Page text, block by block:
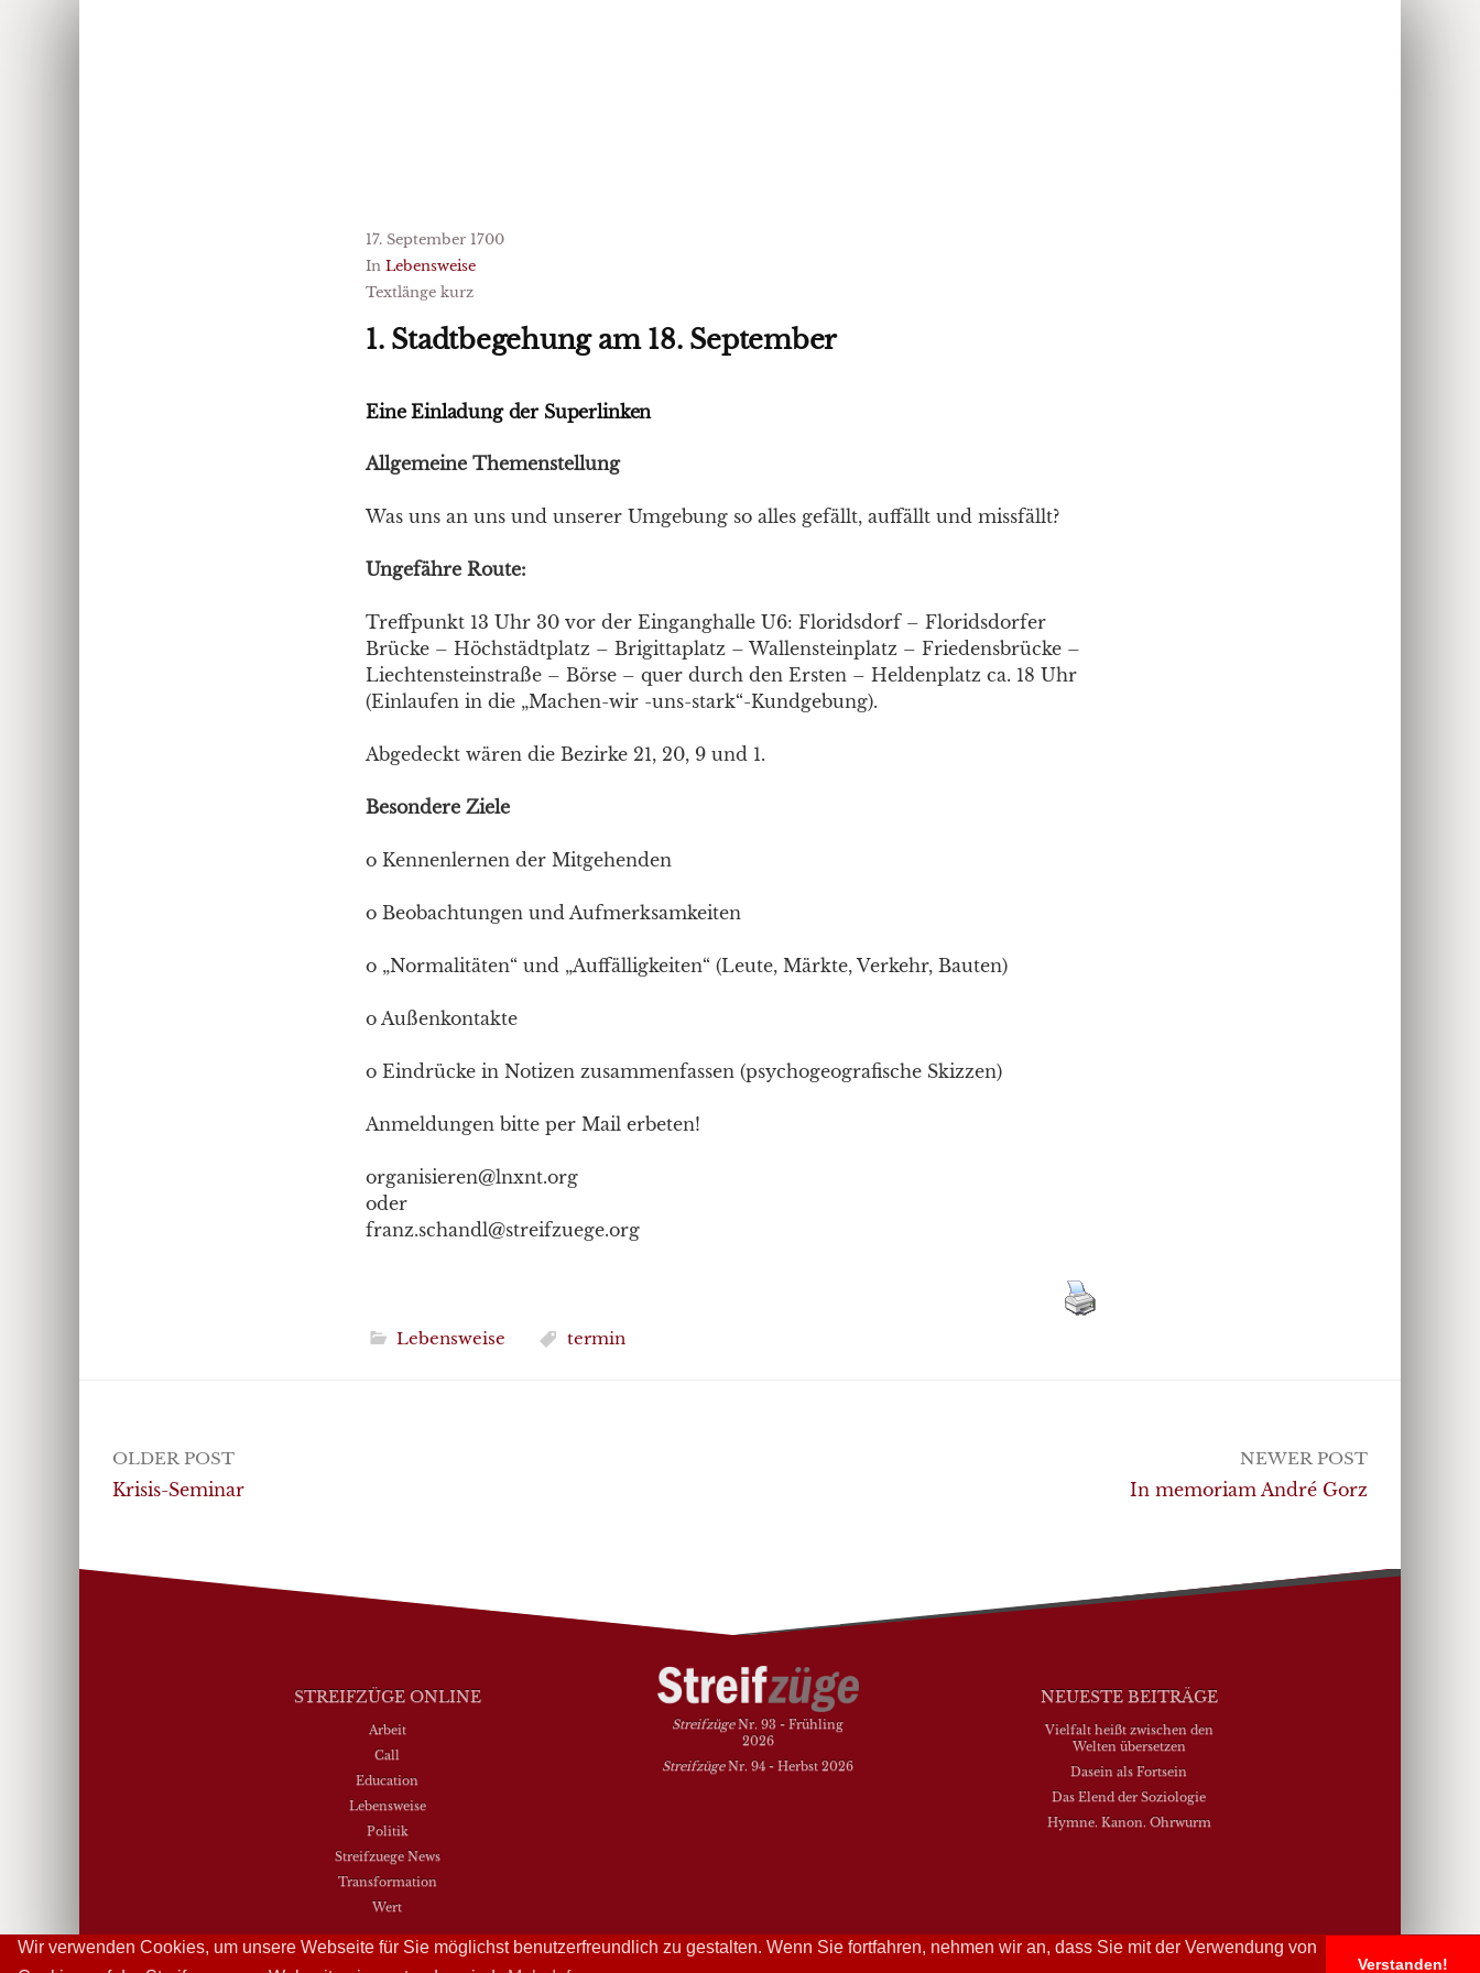
Wir verwenden Cookies, um unsere Webseite für Sie möglichst benutzerfreundlich zu gestalten. Wenn Sie fortfahren, nehmen wir an, dass Sie mit der Verwendung von
Verstanden!
17. September 1700
In Lebensweise
Textlänge kurz
1. Stadtbegehung am 18. September
Eine Einladung der Superlinken
Allgemeine Themenstellung
Was uns an uns und unserer Umgebung so alles gefällt, auffällt und missfällt?
Ungefähre Route:
Treffpunkt 13 Uhr 30 vor der Einganghalle U6: Floridsdorf – Floridsdorfer
Brücke – Höchstädtplatz – Brigittaplatz – Wallensteinplatz – Friedensbrücke –
Liechtensteinstraße – Börse – quer durch den Ersten – Heldenplatz ca. 18 Uhr
(Einlaufen in die „Machen-wir -uns-stark“-Kundgebung).
Abgedeckt wären die Bezirke 21, 20, 9 und 1.
Besondere Ziele
o Kennenlernen der Mitgehenden
o Beobachtungen und Aufmerksamkeiten
o „Normalitäten“ und „Auffälligkeiten“ (Leute, Märkte, Verkehr, Bauten)
o Außenkontakte
o Eindrücke in Notizen zusammenfassen (psychogeografische Skizzen)
Anmeldungen bitte per Mail erbeten!
organisieren@lnxnt.org
oder
franz.schandl@streifzuege.org
Lebensweise termin
Post
navigation
OLDER POST
Krisis-Seminar
NEWER POST
In memoriam André Gorz
STREIFZÜGE ONLINE
Arbeit
Call
Education
Lebensweise
Politik
Streifzuege News
Transformation
Wert
StreifzügeNr. 93 - Frühling
2026
StreifzügeNr. 94 - Herbst 2026
NEUESTE BEITRÄGE
Vielfalt heißt zwischen den
Welten übersetzen
Dasein als Fortsein
Das Elend der Soziologie
Hymne. Kanon. Ohrwurm
Streifzüge läuft mitWordPress